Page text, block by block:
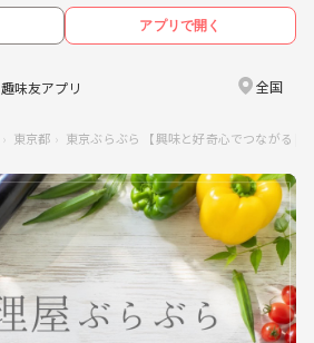
アプリで開く
趣味友アプリ 全国
東京都 東京ぶらぶら 【興味と好奇心でつながる |